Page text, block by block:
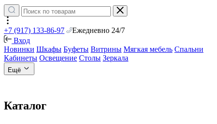
+7 (917) 133-86-97
Ежедневно 24/7
Вход
Новинки Шкафы Буфеты Витрины Мягкая мебель Спальни
Кабинеты Освещение Столы Зеркала
Ещё
Каталог